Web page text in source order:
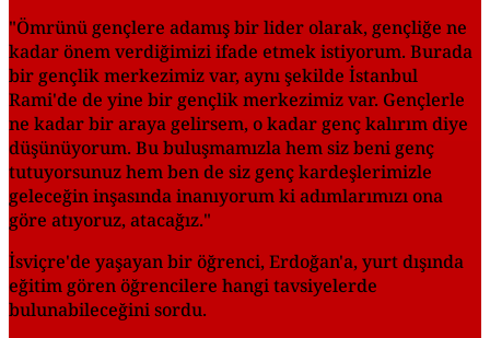
"Ömrünü gençlere adamış bir lider olarak, gençliğe ne
kadar önem verdiğimizi ifade etmek istiyorum. Burada
bir gençlik merkezimiz var, aynı şekilde İstanbul
Rami'de de yine bir gençlik merkezimiz var. Gençlerle
ne kadar bir araya gelirsem, o kadar genç kalırım diye
düşünüyorum. Bu buluşmamızla hem siz beni genç
tutuyorsunuz hem ben de siz genç kardeşlerimizle
geleceğin inşasında inanıyorum ki adımlarımızı ona
göre atıyoruz, atacağız."
İsviçre'de yaşayan bir öğrenci, Erdoğan'a, yurt dışında
eğitim gören öğrencilere hangi tavsiyelerde
bulunabileceğini sordu.